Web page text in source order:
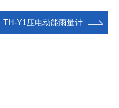
TH-Y1压电动能雨量计